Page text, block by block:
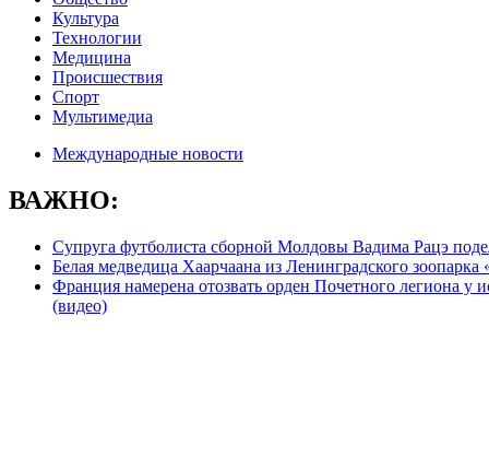
Культура
Технологии
Медицина
Происшествия
Спорт
Мультимедиа
Международные новости
ВАЖНО:
Супруга футболиста сборной Молдовы Вадима Рацэ
Белая медведица Хаарчаана из Ленинградского
Франция намерена отозвать орден Почетного легиона у
(видео)